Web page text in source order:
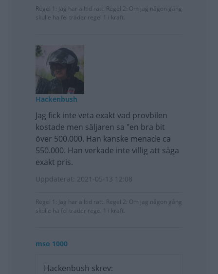
Regel 1: Jag har alltid rätt. Regel 2: Om jag någon gång
skulle ha fel träder regel 1 i kraft.
Hackenbush
Jag fick inte veta exakt vad provbilen
kostade men säljaren sa "en bra bit
över 500.000. Han kanske menade ca
550.000. Han verkade inte villig att säga
exakt pris.
Uppdaterat: 2021-05-13 12:08
Regel 1: Jag har alltid rätt. Regel 2: Om jag någon gång
skulle ha fel träder regel 1 i kraft.
mso 1000
Hackenbush skrev: